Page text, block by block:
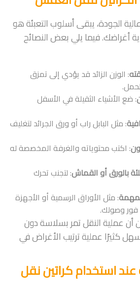
الجودة، يبقى أسلوب التعبئة هو
أغراضك. فيما يلي بعض النصائح
: الوزن الزائد قد يؤدي إلى تمزق
: ضع الأشياء الثقيلة في الأسفل
: مثل البابل راب أو ورق الجرائد لتغليف
: اكتب محتوياته والغرفة المخصصة له
بالورق أو القماش: لتجنب تحرك
: مثل الأوراق الرسمية أو الأجهزة
فور وصولك.
عملية النقل تمر بسلاسة دون
كثيرًا عملية ترتيب الأغراض في
عند استخدام كراتين نقل